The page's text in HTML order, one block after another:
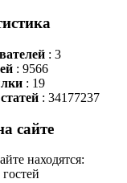
: 3
: 9566
: 19
: 34177237
сайте
находятся: